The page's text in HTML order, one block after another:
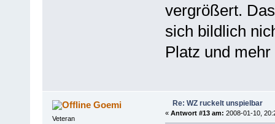
vergrößert.
sich bildlich
Platz und
Goemi
Veteran
Re: WZ ruckelt unspielbar
« Antwort #13 am: 2008-01-10,